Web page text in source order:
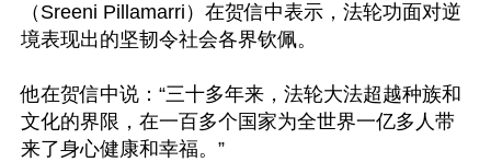
（Sreeni Pillamarri）在贺信中表示，法轮功面对逆
境表现出的坚韧令社会各界钦佩。
他在贺信中说：“三十多年来，法轮大法超越种族和
文化的界限，在一百多个国家为全世界一亿多人带
来了身心健康和幸福。”